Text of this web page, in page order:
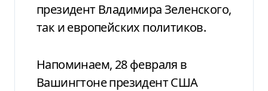
президент Владимира Зеленского,
так и европейских политиков.
Напоминаем, 28 февраля в
Вашингтоне президент США